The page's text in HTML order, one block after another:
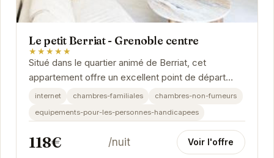
Le petit Berriat - Grenoble centre
★★★★★
Situé dans le quartier animé de Berriat, cet
appartement offre un excellent point de départ
pour explorer Grenoble. Proche des transports en...
internet chambres-familiales
chambres-non-fumeurs
equipements-pour-les-personnes-handicapees
118€ /nuit Voir l'offre